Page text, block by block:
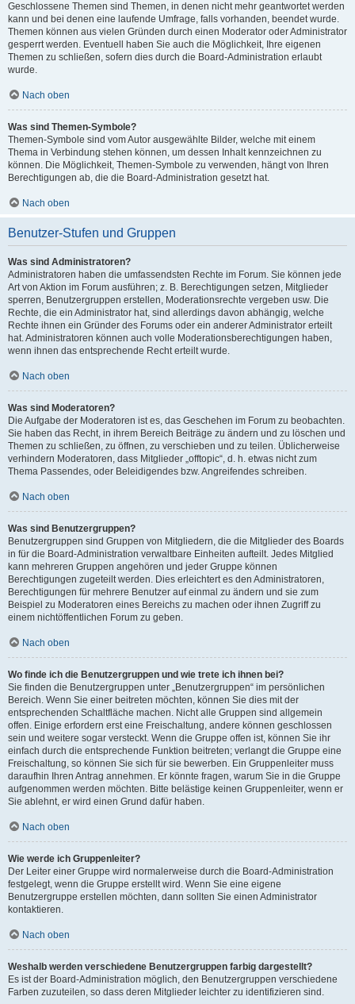
Geschlossene Themen sind Themen, in denen nicht mehr geantwortet werden
kann und bei denen eine laufende Umfrage, falls vorhanden, beendet wurde.
Themen können aus vielen Gründen durch einen Moderator oder Administrator
gesperrt werden. Eventuell haben Sie auch die Möglichkeit, Ihre eigenen
Themen zu schließen, sofern dies durch die Board-Administration erlaubt
wurde.
Nach oben
Was sind Themen-Symbole?
Themen-Symbole sind vom Autor ausgewählte Bilder, welche mit einem
Thema in Verbindung stehen können, um dessen Inhalt kennzeichnen zu
können. Die Möglichkeit, Themen-Symbole zu verwenden, hängt von Ihren
Berechtigungen ab, die die Board-Administration gesetzt hat.
Nach oben
Benutzer-Stufen und Gruppen
Was sind Administratoren?
Administratoren haben die umfassendsten Rechte im Forum. Sie können jede
Art von Aktion im Forum ausführen; z. B. Berechtigungen setzen, Mitglieder
sperren, Benutzergruppen erstellen, Moderationsrechte vergeben usw. Die
Rechte, die ein Administrator hat, sind allerdings davon abhängig, welche
Rechte ihnen ein Gründer des Forums oder ein anderer Administrator erteilt
hat. Administratoren können auch volle Moderationsberechtigungen haben,
wenn ihnen das entsprechende Recht erteilt wurde.
Nach oben
Was sind Moderatoren?
Die Aufgabe der Moderatoren ist es, das Geschehen im Forum zu beobachten.
Sie haben das Recht, in ihrem Bereich Beiträge zu ändern und zu löschen und
Themen zu schließen, zu öffnen, zu verschieben und zu teilen. Üblicherweise
verhindern Moderatoren, dass Mitglieder „offtopic“, d. h. etwas nicht zum
Thema Passendes, oder Beleidigendes bzw. Angreifendes schreiben.
Nach oben
Was sind Benutzergruppen?
Benutzergruppen sind Gruppen von Mitgliedern, die die Mitglieder des Boards
in für die Board-Administration verwaltbare Einheiten aufteilt. Jedes Mitglied
kann mehreren Gruppen angehören und jeder Gruppe können
Berechtigungen zugeteilt werden. Dies erleichtert es den Administratoren,
Berechtigungen für mehrere Benutzer auf einmal zu ändern und sie zum
Beispiel zu Moderatoren eines Bereichs zu machen oder ihnen Zugriff zu
einem nichtöffentlichen Forum zu geben.
Nach oben
Wo finde ich die Benutzergruppen und wie trete ich ihnen bei?
Sie finden die Benutzergruppen unter „Benutzergruppen“ im persönlichen
Bereich. Wenn Sie einer beitreten möchten, können Sie dies mit der
entsprechenden Schaltfläche machen. Nicht alle Gruppen sind allgemein
offen. Einige erfordern erst eine Freischaltung, andere können geschlossen
sein und weitere sogar versteckt. Wenn die Gruppe offen ist, können Sie ihr
einfach durch die entsprechende Funktion beitreten; verlangt die Gruppe eine
Freischaltung, so können Sie sich für sie bewerben. Ein Gruppenleiter muss
daraufhin Ihren Antrag annehmen. Er könnte fragen, warum Sie in die Gruppe
aufgenommen werden möchten. Bitte belästige keinen Gruppenleiter, wenn er
Sie ablehnt, er wird einen Grund dafür haben.
Nach oben
Wie werde ich Gruppenleiter?
Der Leiter einer Gruppe wird normalerweise durch die Board-Administration
festgelegt, wenn die Gruppe erstellt wird. Wenn Sie eine eigene
Benutzergruppe erstellen möchten, dann sollten Sie einen Administrator
kontaktieren.
Nach oben
Weshalb werden verschiedene Benutzergruppen farbig dargestellt?
Es ist der Board-Administration möglich, den Benutzergruppen verschiedene
Farben zuzuteilen, so dass deren Mitglieder leichter zu identifizieren sind.